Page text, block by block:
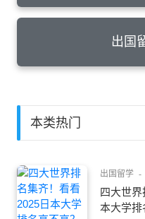
出国
本类热门
出国留学 -
四大世界
本大学排